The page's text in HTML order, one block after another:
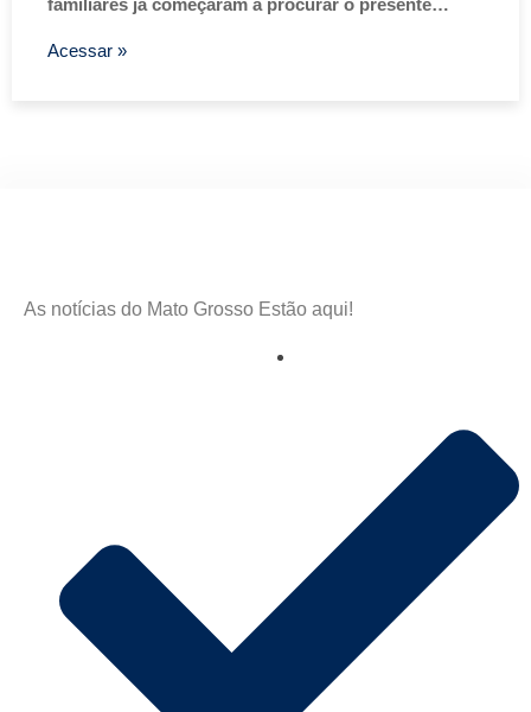
familiares já começaram a procurar o presente…
Acessar »
As notícias do Mato Grosso Estão aqui!